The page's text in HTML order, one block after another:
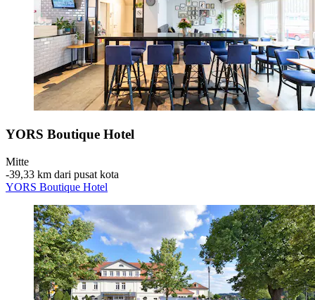
YORS Boutique Hotel
Mitte
‐39,33 km dari pusat kota
YORS Boutique Hotel